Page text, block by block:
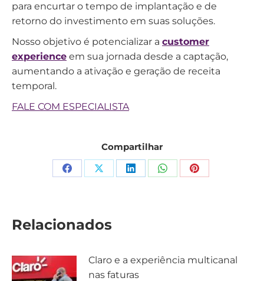
para encurtar o tempo de implantação e de
retorno do investimento em suas soluções.
Nosso objetivo é potencializar a customer
experience em sua jornada desde a captação,
aumentando a ativação e geração de receita
temporal.
FALE COM ESPECIALISTA
Compartilhar
Relacionados
Claro e a experiência multicanal
nas faturas